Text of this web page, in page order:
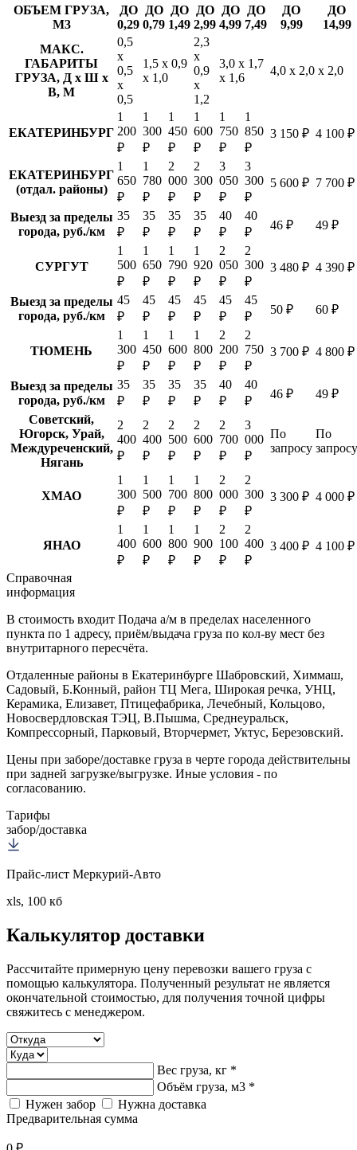
ОБЪЕМ ГРУЗА,
М3
ДО
0,29
ДО
0,79
ДО
1,49
ДО
2,99
ДО
4,99
ДО
7,49
ДО
9,99
ДО
14,99
МАКС.
ГАБАРИТЫ
ГРУЗА, Д х Ш х
В, М
0,5
х
0,5
х
0,5
1,5 х 0,9
х 1,0
2,3
х
0,9
х
1,2
3,0 х 1,7
х 1,6
4,0 х 2,0 х 2,0
ЕКАТЕРИНБУРГ
1
200
₽
1
300
₽
1
450
₽
1
600
₽
1
750
₽
1
850
₽
3 150 ₽ 4 100 ₽
ЕКАТЕРИНБУРГ
(отдал. районы)
1
650
₽
1
780
₽
2
000
₽
2
300
₽
3
050
₽
3
300
₽
5 600 ₽ 7 700 ₽
Выезд за пределы
города, руб./км
35
₽
35
₽
35
₽
35
₽
40
₽
40
₽
46 ₽ 49 ₽
СУРГУТ
1
500
₽
1
650
₽
1
790
₽
1
920
₽
2
050
₽
2
300
₽
3 480 ₽ 4 390 ₽
Выезд за пределы
города, руб./км
45
₽
45
₽
45
₽
45
₽
45
₽
45
₽
50 ₽ 60 ₽
ТЮМЕНЬ
1
300
₽
1
450
₽
1
600
₽
1
800
₽
2
200
₽
2
750
₽
3 700 ₽ 4 800 ₽
Выезд за пределы
города, руб./км
35
₽
35
₽
35
₽
35
₽
40
₽
40
₽
46 ₽
49 ₽
Советский,
Югорск, Урай,
Междуреченский,
Нягань
2
400
₽
2
400
₽
2
500
₽
2
600
₽
2
700
₽
3
000
₽
По
запросу
По
запросу
ХМАО
1
300
₽
1
500
₽
1
700
₽
1
800
₽
2
000
₽
2
300
₽
3 300 ₽ 4 000 ₽
ЯНАО
1
400
₽
1
600
₽
1
800
₽
1
900
₽
2
100
₽
2
400
₽
3 400 ₽ 4 100 ₽
Справочная
информация
В стоимость входит Подача а/м в пределах населенного
пункта по 1 адресу, приём/выдача груза по кол-ву мест без
внутритарного пересчёта.
Отдаленные районы в Екатеринбурге Шабровский, Химмаш,
Садовый, Б.Конный, район ТЦ Мега, Широкая речка, УНЦ,
Керамика, Елизавет, Птицефабрика, Лечебный, Кольцово,
Новосвердловская ТЭЦ, В.Пышма, Среднеуральск,
Компрессорный, Парковый, Вторчермет, Уктус, Березовский.
Цены при заборе/доставке груза в черте города действительны
при задней загрузке/выгрузке. Иные условия - по
согласованию.
Тарифы
забор/доставка
Прайс-лист Меркурий-Авто
xls, 100 кб
Калькулятор доставки
Рассчитайте примерную цену перевозки вашего груза с
помощью калькулятора. Полученный результат не является
окончательной стоимостью, для получения точной цифры
свяжитесь с менеджером.
Вес груза, кг *
Объём груза, м3 *
Нужен забор
Нужна доставка
Предварительная сумма